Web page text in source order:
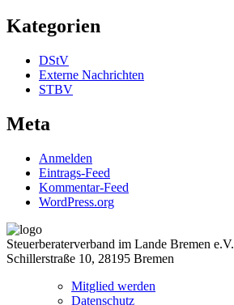
Kategorien
DStV
Externe Nachrichten
STBV
Meta
Anmelden
Eintrags-Feed
Kommentar-Feed
WordPress.org
Steuerberaterverband im Lande Bremen e.V.
Schillerstraße 10, 28195 Bremen
Mitglied werden
Datenschutz